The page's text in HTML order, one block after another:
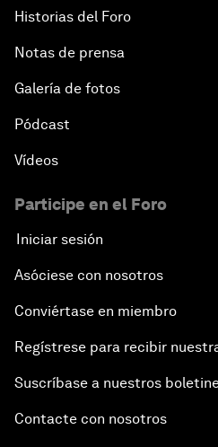
Historias del Foro
Notas de prensa
Galería de fotos
Pódcast
Vídeos
Participe en el Foro
Iniciar sesión
Asóciese con nosotros
Conviértase en miembro
Regístrese para recibir
Suscríbase a nuestros
Contacte con nosotros